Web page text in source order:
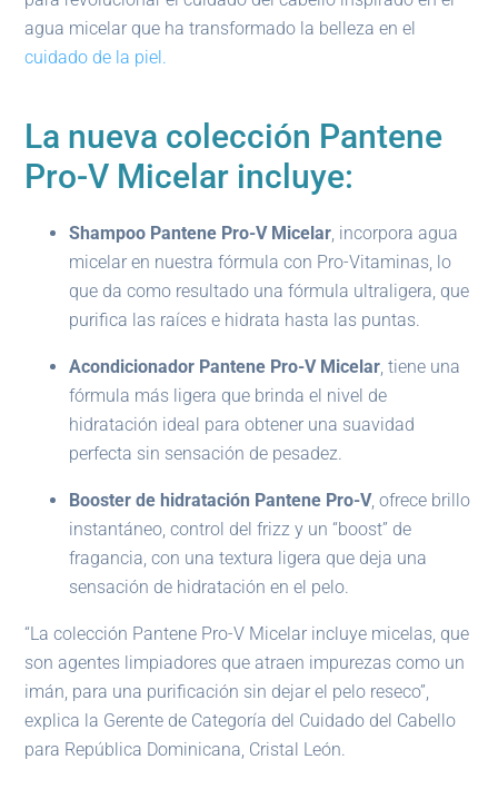
agua micelar que ha transformado la belleza en el
cuidado de la piel.
La nueva colección Pantene
Pro-V Micelar incluye:
Shampoo Pantene Pro-V Micelar, incorpora agua
micelar en nuestra fórmula con Pro-Vitaminas, lo
que da como resultado una fórmula ultraligera, que
purifica las raíces e hidrata hasta las puntas.
Acondicionador Pantene Pro-V Micelar, tiene una
fórmula más ligera que brinda el nivel de
hidratación ideal para obtener una suavidad
perfecta sin sensación de pesadez.
Booster de hidratación Pantene Pro-V, ofrece brillo
instantáneo, control del frizz y un “boost” de
fragancia, con una textura ligera que deja una
sensación de hidratación en el pelo.
“La colección Pantene Pro-V Micelar incluye micelas, que
son agentes limpiadores que atraen impurezas como un
imán, para una purificación sin dejar el pelo reseco”,
explica la Gerente de Categoría del Cuidado del Cabello
para República Dominicana, Cristal León.